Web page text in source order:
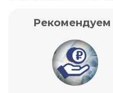
Рекомендуем